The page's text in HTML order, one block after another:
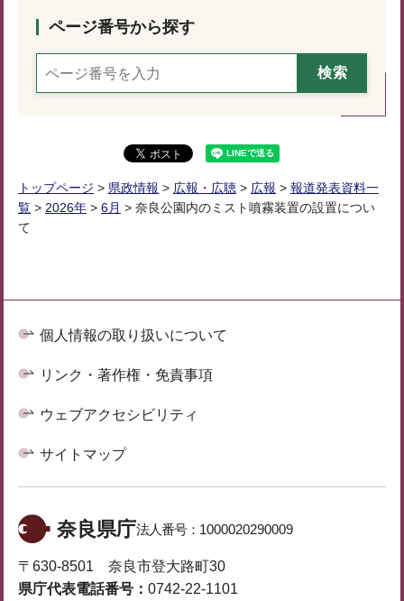
ページ番号から探す
トップページ > 県政情報 > 広報・広聴 > 広報 > 報道発表資料一
覧 > 2026年 > 6月 > 奈良公園内のミスト噴霧装置の設置につい
て
個人情報の取り扱いについて
リンク・著作権・免責事項
ウェブアクセシビリティ
サイトマップ
奈良県庁法人番号： 1000020290009
〒630-8501 奈良市登大路町30
県庁代表電話番号： 0742-22-1101